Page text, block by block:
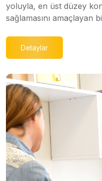
yoluyla, en üst düzey
sağlamasını amaçlayan
Detaylar